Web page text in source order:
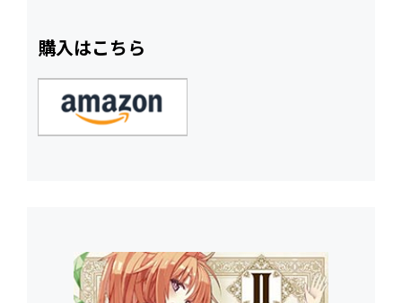
購入はこちら